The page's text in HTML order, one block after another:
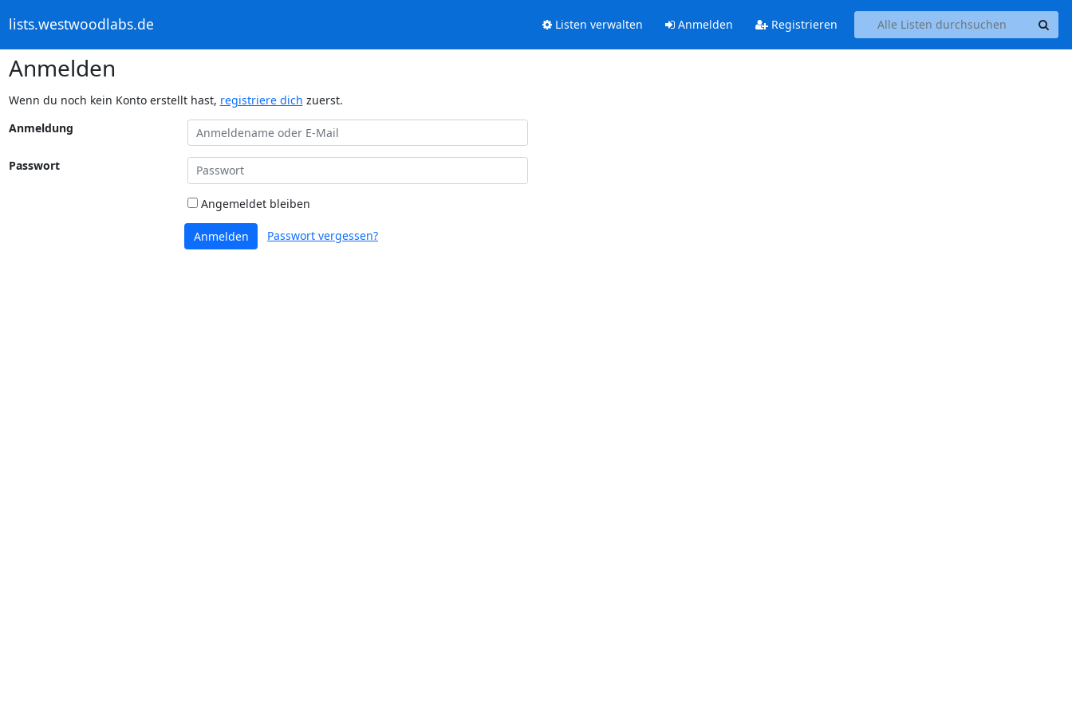
lists.westwoodlabs.de Listen verwalten Anmelden Registrieren
Anmelden
Wenn du noch kein Konto erstellt hast, registriere dich zuerst.
Anmeldung
Passwort
Angemeldet bleiben
Anmelden Passwort vergessen?